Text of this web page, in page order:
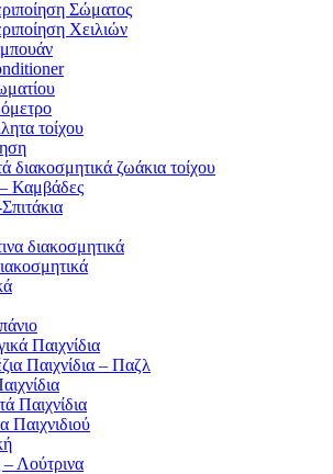
Σώματος
Χειλιών
τοίχου
διακοσμητικά ζωάκια τοίχου
Καμβάδες
διακοσμητικά
Παιχνίδια
Παιχνίδια – Παζλ
Παιχνίδια
Παιχνιδιού
Λούτρινα